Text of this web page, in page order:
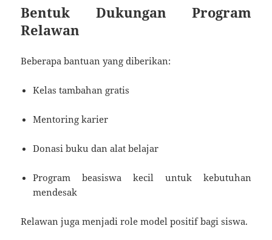
Bentuk Dukungan Program
Relawan
Beberapa bantuan yang diberikan:
Kelas tambahan gratis
Mentoring karier
Donasi buku dan alat belajar
Program beasiswa kecil untuk kebutuhan
mendesak
Relawan juga menjadi role model positif bagi siswa.